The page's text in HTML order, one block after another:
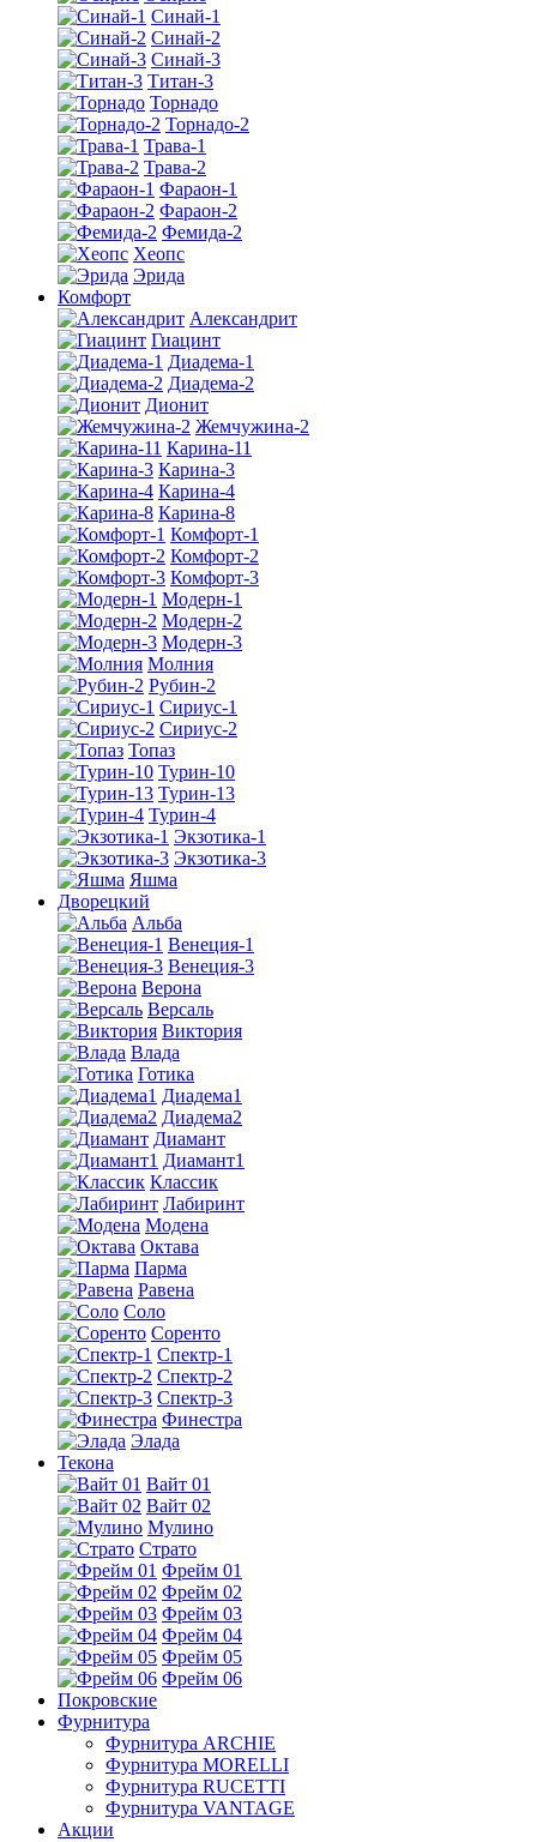
Синай-1
Синай-2
Синай-3
Титан-3
Торнадо
Торнадо-2
Трава-1
Трава-2
Фараон-1
Фараон-2
Фемида-2
Хеопс
Эрида
Комфорт
Алекcандрит
Гиацинт
Диадема-1
Диадема-2
Дионит
Жемчужина-2
Карина-11
Карина-3
Карина-4
Карина-8
Комфорт-1
Комфорт-2
Комфорт-3
Модерн-1
Модерн-2
Модерн-3
Молния
Рубин-2
Сириус-1
Сириус-2
Топаз
Турин-10
Турин-13
Турин-4
Экзотика-1
Экзотика-3
Яшма
Дворецкий
Альба
Венеция-1
Венеция-3
Верона
Версаль
Виктория
Влада
Готика
Диадема1
Диадема2
Диамант
Диамант1
Классик
Лабиринт
Модена
Октава
Парма
Равена
Соло
Соренто
Спектр-1
Спектр-2
Спектр-3
Финестра
Элада
Текона
Вайт 01
Вайт 02
Мулино
Страто
Фрейм 01
Фрейм 02
Фрейм 03
Фрейм 04
Фрейм 05
Фрейм 06
Покровские
Фурнитура
Фурнитура ARCHIE
Фурнитура MORELLI
Фурнитура RUCETTI
Фурнитура VANTAGE
Акции